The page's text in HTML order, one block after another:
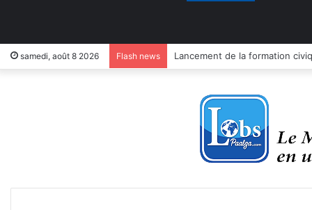
samedi, août 8 2026 Flash news